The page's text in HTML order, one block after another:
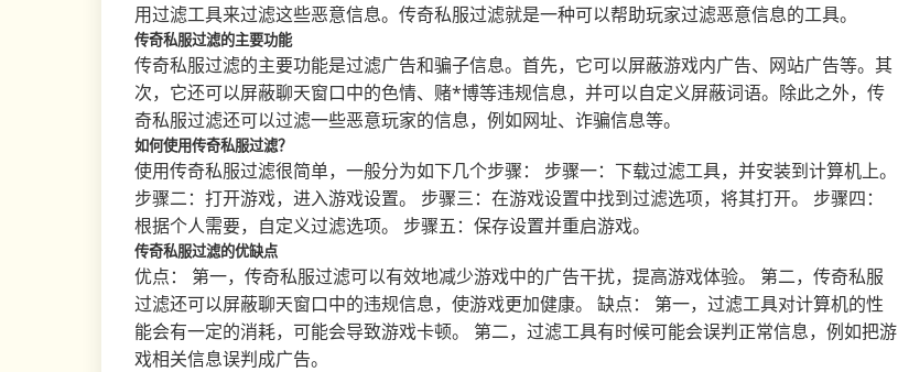
用过滤工具来过滤这些恶意信息。传奇私服过滤就是一种可以帮助玩家过滤恶意信息的工具。
传奇私服过滤的主要功能
传奇私服过滤的主要功能是过滤广告和骗子信息。首先，它可以屏蔽游戏内广告、网站广告等。其
次，它还可以屏蔽聊天窗口中的色情、赌*博等违规信息，并可以自定义屏蔽词语。除此之外，传
奇私服过滤还可以过滤一些恶意玩家的信息，例如网址、诈骗信息等。
如何使用传奇私服过滤？
使用传奇私服过滤很简单，一般分为如下几个步骤： 步骤一：下载过滤工具，并安装到计算机上。
步骤二：打开游戏，进入游戏设置。 步骤三：在游戏设置中找到过滤选项，将其打开。 步骤四：
根据个人需要，自定义过滤选项。 步骤五：保存设置并重启游戏。
传奇私服过滤的优缺点
优点： 第一，传奇私服过滤可以有效地减少游戏中的广告干扰，提高游戏体验。 第二，传奇私服
过滤还可以屏蔽聊天窗口中的违规信息，使游戏更加健康。 缺点： 第一，过滤工具对计算机的性
能会有一定的消耗，可能会导致游戏卡顿。 第二，过滤工具有时候可能会误判正常信息，例如把游
戏相关信息误判成广告。